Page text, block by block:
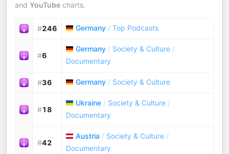
and YouTube charts.
#246 Germany / Top Podcasts
#6
Germany / Society & Culture /
Documentary
#36 Germany / Society & Culture
#18
Ukraine / Society & Culture /
Documentary
#42
Austria / Society & Culture /
Documentary